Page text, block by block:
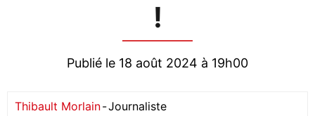
!
Publié le 18 août 2024 à 19h00
Thibault Morlain-Journaliste